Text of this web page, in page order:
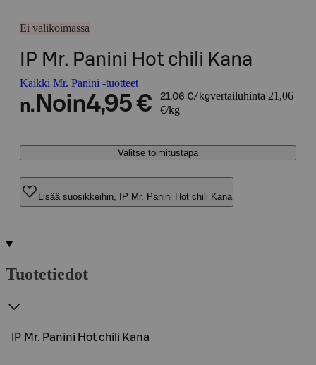
Ei valikoimassa
IP Mr. Panini Hot chili Kana
Kaikki Mr. Panini -tuotteet
n. Noin4,95 € 21,06 €/kgvertailuhinta 21,06
€/kg
Valitse toimitustapa
Lisää suosikkeihin, IP Mr. Panini Hot chili Kana
Tuotetiedot
IP Mr. Panini Hot chili Kana